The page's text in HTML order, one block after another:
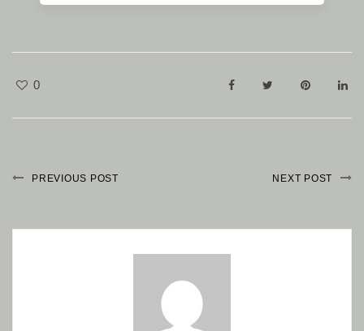
0
PREVIOUS POST NEXT POST